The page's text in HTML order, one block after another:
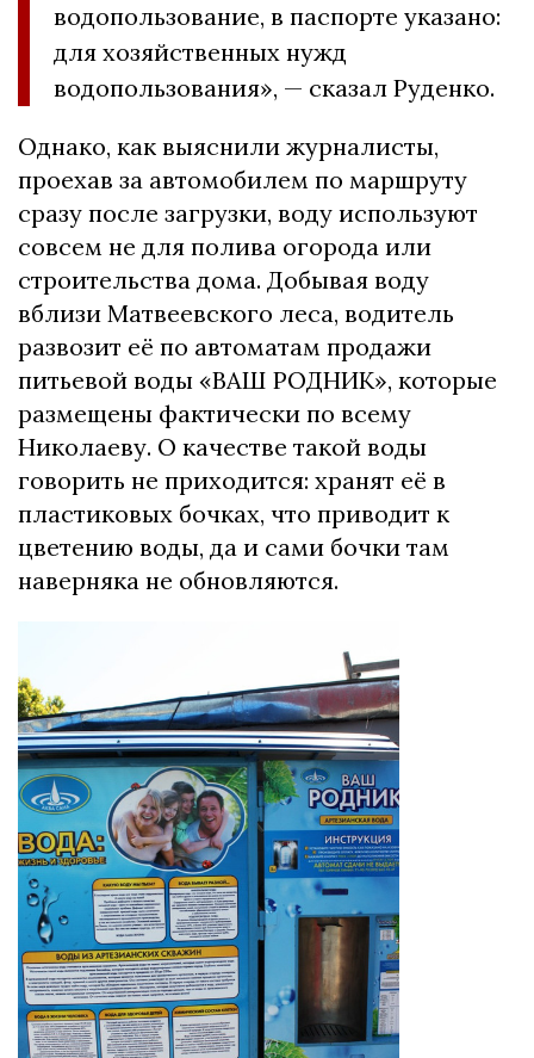
водопользование, в паспорте указано:
для хозяйственных нужд
водопользования», — сказал Руденко.
Однако, как выяснили журналисты,
проехав за автомобилем по маршруту
сразу после загрузки, воду используют
совсем не для полива огорода или
строительства дома. Добывая воду
вблизи Матвеевского леса, водитель
развозит её по автоматам продажи
питьевой воды «ВАШ РОДНИК», которые
размещены фактически по всему
Николаеву. О качестве такой воды
говорить не приходится: хранят её в
пластиковых бочках, что приводит к
цветению воды, да и сами бочки там
наверняка не обновляются.